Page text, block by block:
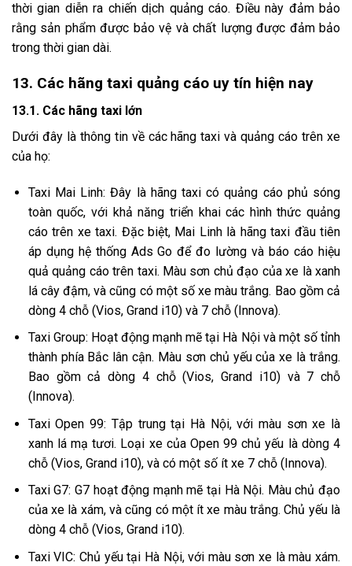
thời gian diễn ra chiến dịch quảng cáo. Điều này đảm bảo
rằng sản phẩm được bảo vệ và chất lượng được đảm bảo
trong thời gian dài.
13. Các hãng taxi quảng cáo uy tín hiện nay
13.1. Các hãng taxi lớn
Dưới đây là thông tin về các hãng taxi và quảng cáo trên xe
của họ:
Taxi Mai Linh: Đây là hãng taxi có quảng cáo phủ sóng
toàn quốc, với khả năng triển khai các hình thức quảng
cáo trên xe taxi. Đặc biệt, Mai Linh là hãng taxi đầu tiên
áp dụng hệ thống Ads Go để đo lường và báo cáo hiệu
quả quảng cáo trên taxi. Màu sơn chủ đạo của xe là xanh
lá cây đậm, và cũng có một số xe màu trắng. Bao gồm cả
dòng 4 chỗ (Vios, Grand i10) và 7 chỗ (Innova).
Taxi Group: Hoạt động mạnh mẽ tại Hà Nội và một số tỉnh
thành phía Bắc lân cận. Màu sơn chủ yếu của xe là trắng.
Bao gồm cả dòng 4 chỗ (Vios, Grand i10) và 7 chỗ
(Innova).
Taxi Open 99: Tập trung tại Hà Nội, với màu sơn xe là
xanh lá mạ tươi. Loại xe của Open 99 chủ yếu là dòng 4
chỗ (Vios, Grand i10), và có một số ít xe 7 chỗ (Innova).
Taxi G7: G7 hoạt động mạnh mẽ tại Hà Nội. Màu chủ đạo
của xe là xám, và cũng có một ít xe màu trắng. Chủ yếu là
dòng 4 chỗ (Vios, Grand i10).
Taxi VIC: Chủ yếu tại Hà Nội, với màu sơn xe là màu xám.